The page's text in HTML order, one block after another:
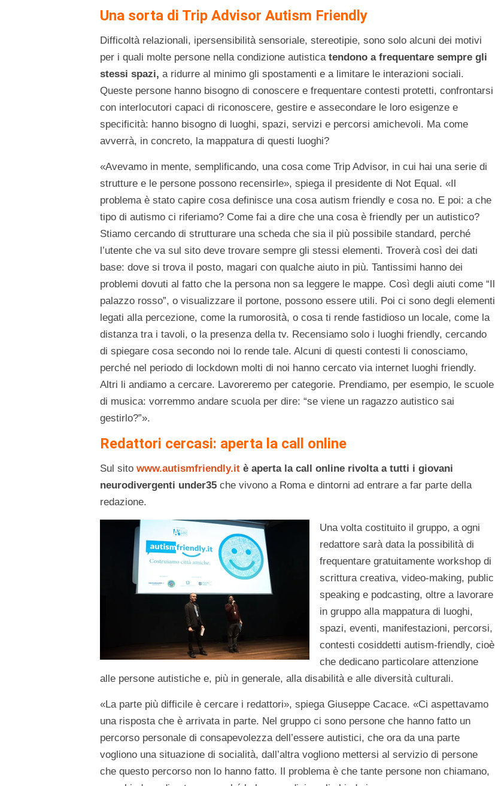
Una sorta di Trip Advisor Autism Friendly
Difficoltà relazionali, ipersensibilità sensoriale, stereotipie, sono solo alcuni dei motivi
per i quali molte persone nella condizione autistica tendono a frequentare sempre gli
stessi spazi, a ridurre al minimo gli spostamenti e a limitare le interazioni sociali.
Queste persone hanno bisogno di conoscere e frequentare contesti protetti, confrontarsi
con interlocutori capaci di riconoscere, gestire e assecondare le loro esigenze e
specificità: hanno bisogno di luoghi, spazi, servizi e percorsi amichevoli. Ma come
avverrà, in concreto, la mappatura di questi luoghi?
«Avevamo in mente, semplificando, una cosa come Trip Advisor, in cui hai una serie di
strutture e le persone possono recensirle», spiega il presidente di Not Equal. «Il
problema è stato capire cosa definisce una cosa autism friendly e cosa no. E poi: a che
tipo di autismo ci riferiamo? Come fai a dire che una cosa è friendly per un autistico?
Stiamo cercando di strutturare una scheda che sia il più possibile standard, perché
l’utente che va sul sito deve trovare sempre gli stessi elementi. Troverà così dei dati
base: dove si trova il posto, magari con qualche aiuto in più. Tantissimi hanno dei
problemi dovuti al fatto che la persona non sa leggere le mappe. Così degli aiuti come “Il
palazzo rosso”, o visualizzare il portone, possono essere utili. Poi ci sono degli elementi
legati alla percezione, come la rumorosità, o cosa ti rende fastidioso un locale, come la
distanza tra i tavoli, o la presenza della tv. Recensiamo solo i luoghi friendly, cercando
di spiegare cosa secondo noi lo rende tale. Alcuni di questi contesti li conosciamo,
perché nel periodo di lockdown molti di noi hanno cercato via internet luoghi friendly.
Altri li andiamo a cercare. Lavoreremo per categorie. Prendiamo, per esempio, le scuole
di musica: vorremmo andare scuola per dire: “se viene un ragazzo autistico sai
gestirlo?”».
Redattori cercasi: aperta la call online
Sul sito www.autismfriendly.it è aperta la call online rivolta a tutti i giovani
neurodivergenti under35 che vivono a Roma e dintorni ad entrare a far parte della
redazione.
Una volta costituito il gruppo, a ogni
redattore sarà data la possibilità di
frequentare gratuitamente workshop di
scrittura creativa, video-making, public
speaking e podcasting, oltre a lavorare
in gruppo alla mappatura di luoghi,
spazi, eventi, manifestazioni, percorsi,
contesti cosiddetti autism-friendly, cioè
che dedicano particolare attenzione
alle persone autistiche e, più in generale, alla disabilità e alle diversità culturali.
«La parte più difficile è cercare i redattori», spiega Giuseppe Cacace. «Ci aspettavamo
una risposta che è arrivata in parte. Nel gruppo ci sono persone che hanno fatto un
percorso personale di consapevolezza dell’essere autistici, che ora da una parte
vogliono una situazione di socialità, dall’altra vogliono mettersi al servizio di persone
che questo percorso non lo hanno fatto. Il problema è che tante persone non chiamano,